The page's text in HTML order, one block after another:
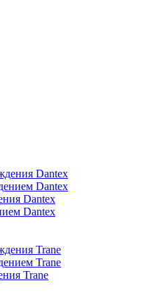
Dantex
Dantex
Dantex
Dantex
Trane
Trane
Trane